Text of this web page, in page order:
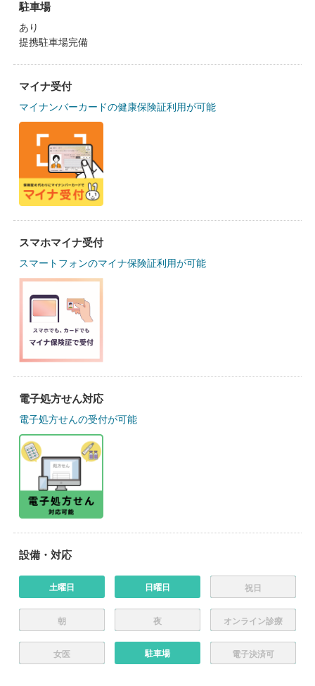
駐車場
あり
提携駐車場完備
マイナ受付
マイナンバーカードの健康保険証利用が可能
スマホマイナ受付
スマートフォンのマイナ保険証利用が可能
電子処方せん対応
電子処方せんの受付が可能
設備・対応
土曜日 日曜日 祝日
朝 夜 オンライン診療
女医 駐車場 電子決済可